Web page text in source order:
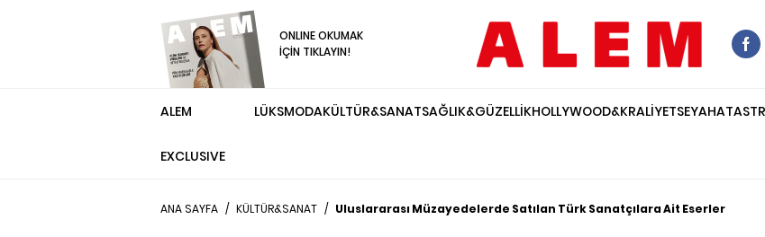
ONLINE OKUMAK
İÇİN TIKLAYIN!
ALEM
EXCLUSIVE
LÜKSMODAKÜLTÜR&SANATSAĞLIK&GÜZELLİKHOLLYWOOD&KRALİYETSEYAHAT
ANA SAYFA / KÜLTÜR&SANAT / Uluslararası Müzayedelerde Satılan Türk Sanatçılara Ait Eserler